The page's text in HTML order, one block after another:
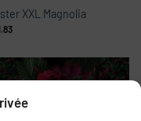
XXL Magnolia